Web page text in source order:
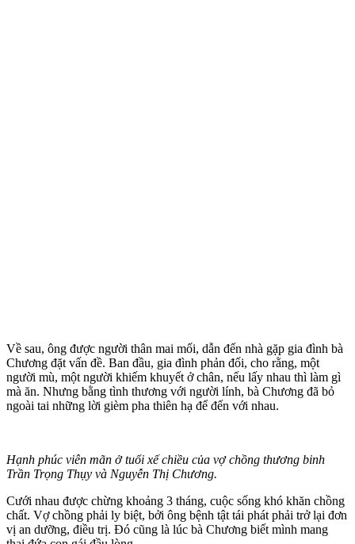
Về sau, ông được người thân mai mối, dẫn đến nhà gặp gia đình bà
Chương đặt vấn đề. Ban đầu, gia đình phản đối, cho rằng, một
người mù, một người khiếm khuyết ở chân, nếu lấy nhau thì làm gì
mà ăn. Nhưng bằng tình thương với người lính, bà Chương đã bỏ
ngoài tai những lời gièm pha thiên hạ để đến với nhau.
Hạnh phúc viên mãn ở tuổi xế chiều của vợ chồng thương binh
Trần Trọng Thụy và Nguyễn Thị Chương.
Cưới nhau được chừng khoảng 3 tháng, cuộc sống khó khăn chồng
chất. Vợ chồng phải ly biệt, bởi ông bệnh tật tái phát phải trở lại đơn
vị an dưỡng, điều trị. Đó cũng là lúc bà Chương biết mình mang